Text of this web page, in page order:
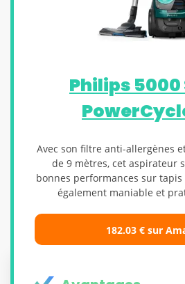
Philips 5000
Avec son filtre anti-allergènes
de 9 mètres, cet aspirateur
bonnes performances sur
également maniable et
182.03 € sur